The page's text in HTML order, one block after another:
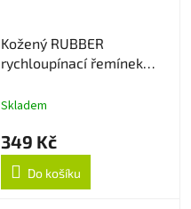
Kožený RUBBER
rychloupínací řemínek
Skladem
349 Kč
Do košíku